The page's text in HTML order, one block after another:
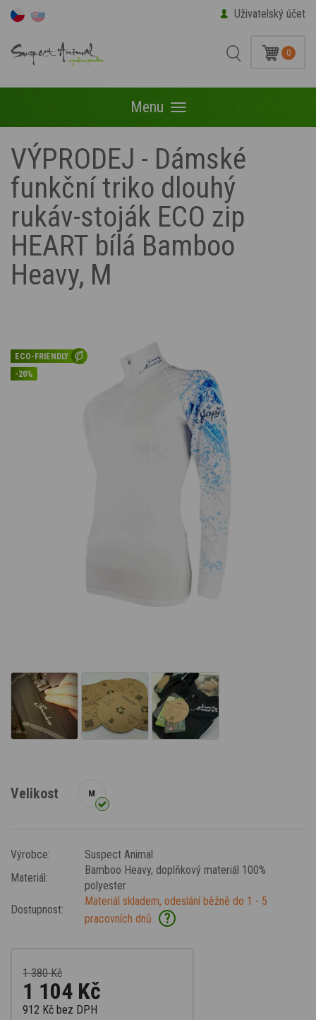
Uživatelský účet
0
Menu Menu
VÝPRODEJ - Dámské
funkční triko dlouhý
rukáv-stoják ECO zip
HEART bílá Bamboo
Heavy, M
ECO-FRIENDLY
-20%
Velikost
Výrobce:
Suspect Animal
Materiál:
Bamboo Heavy, doplňkový materiál 100%
polyester
Dostupnost:
Materiál skladem, odeslání běžně do 1 - 5
pracovních dnů
?
1 380 Kč
1 104 Kč
912 Kč bez DPH